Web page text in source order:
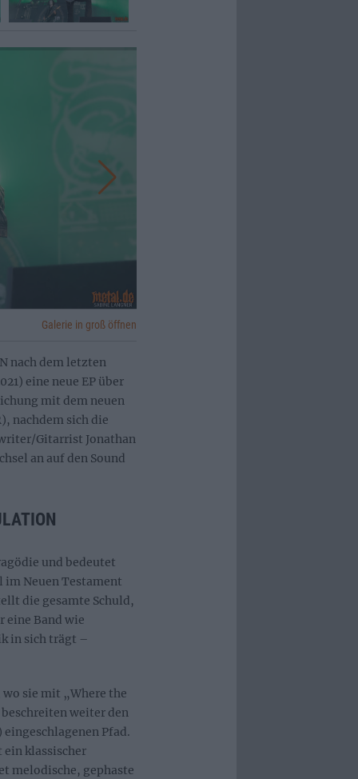
Galerie in groß öffnen
nach dem letzten
eine neue EP über
mit dem neuen
nachdem sich die
Gitarrist Jonathan
an auf den Sound
und bedeutet
im Neuen Testament
die gesamte Schuld,
eine Band wie
in sich trägt –
sie mit „Where the
weiter den
eingeschlagenen Pfad.
klassischer
melodische, gephaste